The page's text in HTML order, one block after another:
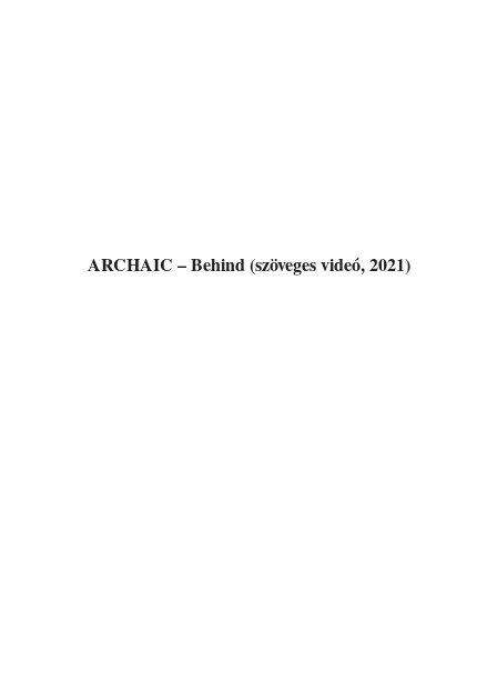
ARCHAIC – Behind (szöveges videó, 2021)